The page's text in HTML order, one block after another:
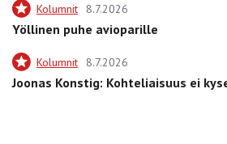
Kolumnit 8.7.2026
Yöllinen puhe avioparille
Kolumnit 8.7.2026
Joonas Konstig: Kohteliaisuus ei